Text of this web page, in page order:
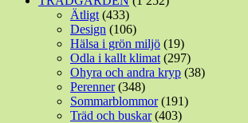
Ätligt (433)
Design (106)
Hälsa i grön miljö (19)
Odla i kallt klimat (297)
Ohyra och andra kryp (38)
Perenner(348)
Sommarblommor(191)
Träd och buskar(403)